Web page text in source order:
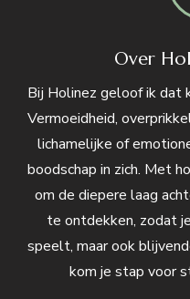
Over
Bij Holinez geloof ik dat
Vermoeidheid,
lichamelijke of
boodschap in zich. Met
om de diepere laag
te ontdekken, zodat
speelt, maar ook
kom je stap voor